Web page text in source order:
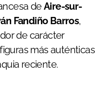
deAire-sur-
Fandiño Barros,
de carácter
más auténticas
reciente.